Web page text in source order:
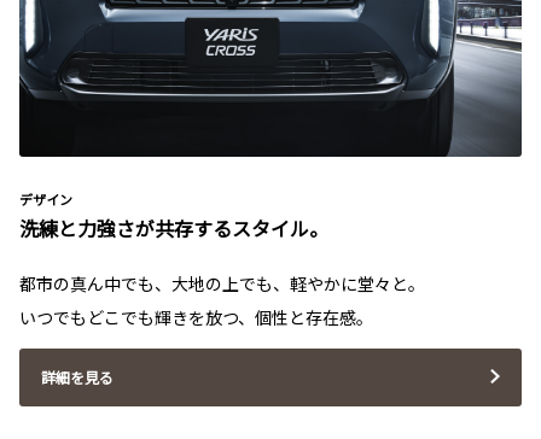
デザイン
洗練と力強さが共存するスタイル。
都市の真ん中でも、大地の上でも、軽やかに堂々と。
いつでもどこでも輝きを放つ、個性と存在感。
詳細を見る